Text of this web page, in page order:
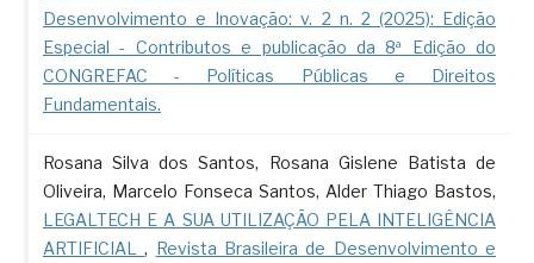
Desenvolvimento e Inovação: v. 2 n. 2 (2025): Edição
Especial - Contributos e publicação da 8ª Edição do
CONGREFAC - Políticas Públicas e Direitos
Fundamentais.
Rosana Silva dos Santos, Rosana Gislene Batista de
Oliveira, Marcelo Fonseca Santos, Alder Thiago Bastos,
LEGALTECH E A SUA UTILIZAÇÃO PELA INTELIGÊNCIA
ARTIFICIAL, Revista Brasileira de Desenvolvimento e